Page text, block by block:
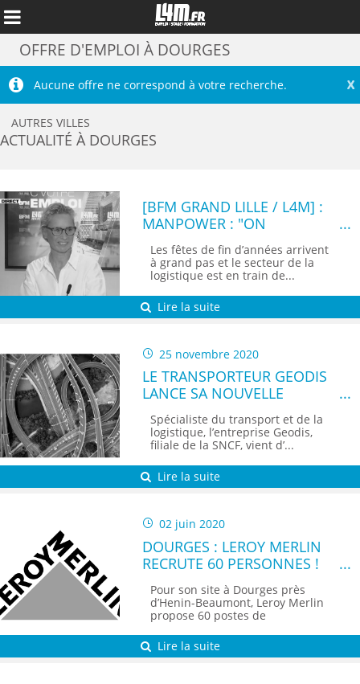
Annuler
OFFRE D'EMPLOI À DOURGES
X
Aucune offre ne correspond à votre recherche.
AUTRES VILLES
ACTUALITÉ À DOURGES
[BFM GRAND LILLE / L4M] :
MANPOWER : "ON
S'ENGAGE À ACCOMPAGNER
NOS SALARIÉS"
Les fêtes de fin d’années arrivent
à grand pas et le secteur de la
logistique est en train de...
Lire la suite
25 novembre 2020
LE TRANSPORTEUR GEODIS
LANCE SA NOUVELLE
PLATEFORME MULTIMODALE
À DOURGES
Spécialiste du transport et de la
logistique, l’entreprise Geodis,
filiale de la SNCF, vient d’...
Lire la suite
02 juin 2020
DOURGES : LEROY MERLIN
RECRUTE 60 PERSONNES !
Pour son site à Dourges près
d’Henin-Beaumont, Leroy Merlin
propose 60 postes de
Lire la suite